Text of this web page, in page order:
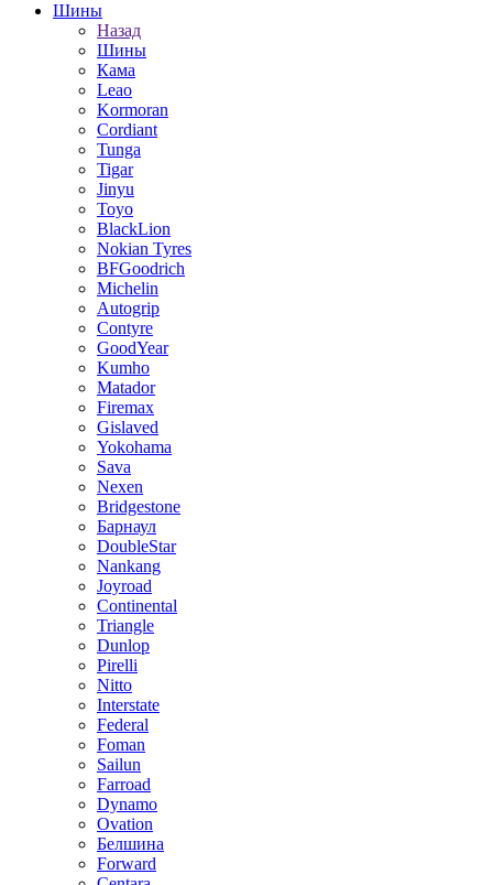
Шины
Назад
Шины
Кама
Leao
Kormoran
Cordiant
Tunga
Tigar
Jinyu
Toyo
BlackLion
Nokian Tyres
BFGoodrich
Michelin
Autogrip
Contyre
GoodYear
Kumho
Matador
Firemax
Gislaved
Yokohama
Sava
Nexen
Bridgestone
Барнаул
DoubleStar
Nankang
Joyroad
Continental
Triangle
Dunlop
Pirelli
Nitto
Interstate
Federal
Foman
Sailun
Farroad
Dynamo
Ovation
Белшина
Forward